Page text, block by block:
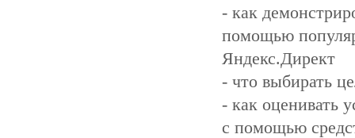
- как
помощью
Яндекс.Директ
- что выбирать
- как оценивать
с помощью